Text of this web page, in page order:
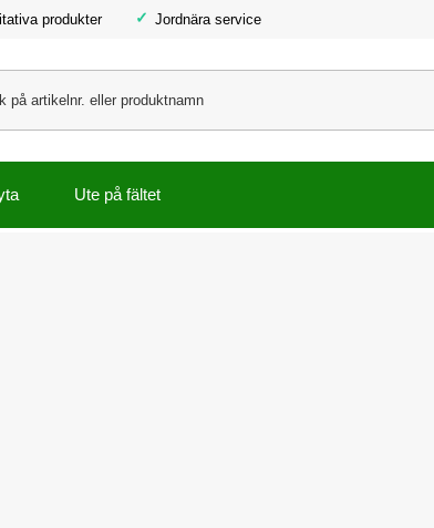
produkter Jordnära service
Ute på fältet